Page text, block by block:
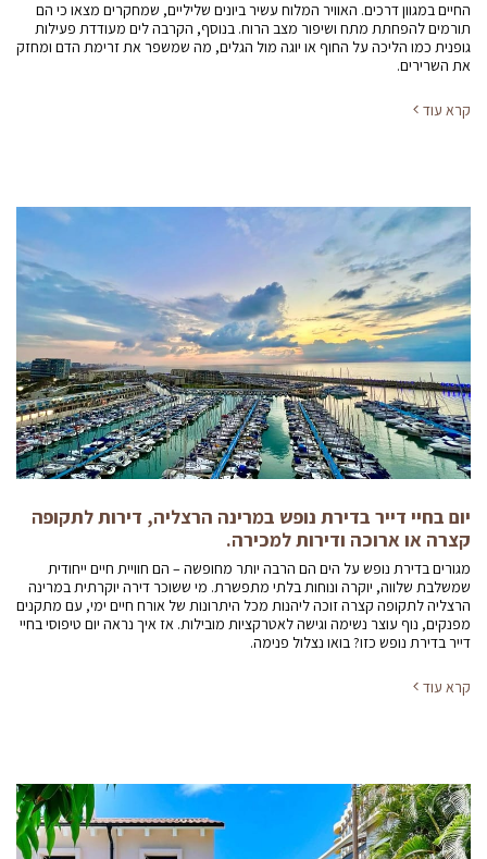
החיים במגוון דרכים. האוויר המלוח עשיר ביונים שליליים, שמחקרים מצאו כי הם
תורמים להפחתת מתח ושיפור מצב הרוח. בנוסף, הקרבה לים מעודדת פעילות
גופנית כמו הליכה על החוף או יוגה מול הגלים, מה שמשפר את זרימת הדם ומחזק
את השרירים.
קרא עוד
יום בחיי דייר בדירת נופש במרינה הרצליה, דירות לתקופה
קצרה או ארוכה ודירות למכירה.
מגורים בדירת נופש על הים הם הרבה יותר מחופשה – הם חוויית חיים ייחודית
שמשלבת שלווה, יוקרה ונוחות בלתי מתפשרת. מי ששוכר דירה יוקרתית במרינה
הרצליה לתקופה קצרה זוכה ליהנות מכל היתרונות של אורח חיים ימי, עם מתקנים
מפנקים, נוף עוצר נשימה וגישה לאטרקציות מובילות. אז איך נראה יום טיפוסי בחיי
דייר בדירת נופש כזו? בואו נצלול פנימה.
קרא עוד